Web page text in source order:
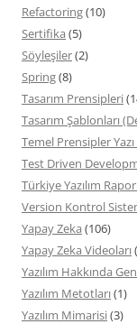
Refactoring(10)
Sertifika (5)
Söyleşiler(2)
Spring(8)
Tasarım Prensipleri
Tasarım Şablonları
Temel Prensipler
Test Driven
Türkiye Yazılım
Version Kontrol
Yapay Zeka (106)
Yapay Zeka Videoları
Yazılım Hakkında
Yazılım Metotları(1)
Yazılım Mimarisi(3)